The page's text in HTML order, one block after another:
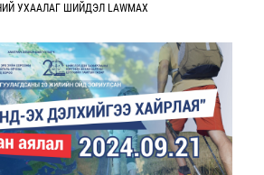
УХААЛАГ ШИЙДЭЛ LAWMAX